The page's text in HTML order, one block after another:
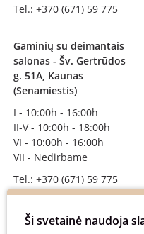
Tel.: +370 (671) 59 775
Gaminių su deimantais
salonas - Šv. Gertrūdos
g. 51A, Kaunas
(Senamiestis)
I - 10:00h - 16:00h
II-V - 10:00h - 18:00h
VI - 10:00h - 16:00h
VII - Nedirbame
Tel.: +370 (671) 59 775
Ši svetainė naudoja